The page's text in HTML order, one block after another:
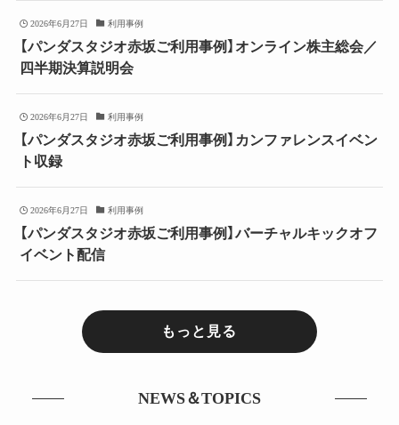
2026年6月27日 利用事例
【パンダスタジオ赤坂ご利用事例】オンライン株主総会／
四半期決算説明会
2026年6月27日 利用事例
【パンダスタジオ赤坂ご利用事例】カンファレンスイベン
ト収録
2026年6月27日 利用事例
【パンダスタジオ赤坂ご利用事例】バーチャルキックオフ
イベント配信
もっと見る
NEWS＆TOPICS